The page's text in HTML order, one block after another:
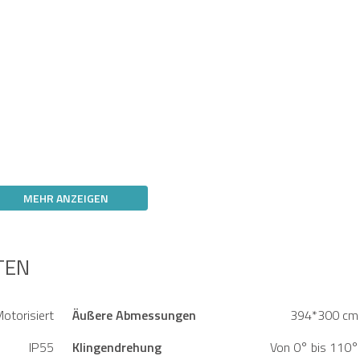
MEHR ANZEIGEN
Äußere Abmessungen
394*300 cm
IP55 Klingendrehung
Von 0° bis 110°